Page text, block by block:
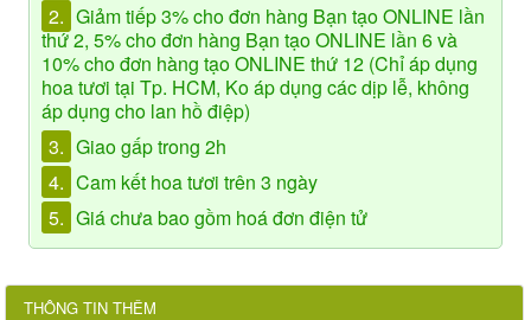
2. Giảm tiếp 3% cho đơn hàng Bạn tạo ONLINE lần
thứ 2, 5% cho đơn hàng Bạn tạo ONLINE lần 6 và
10% cho đơn hàng tạo ONLINE thứ 12 (Chỉ áp dụng
hoa tươi tại Tp. HCM, Ko áp dụng các dịp lễ, không
áp dụng cho lan hồ điệp)
3. Giao gấp trong 2h
4. Cam kết hoa tươi trên 3 ngày
5. Giá chưa bao gồm hoá đơn điện tử
THÔNG TIN THÊM